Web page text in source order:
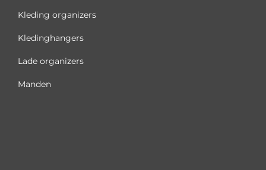
Kleding organizers
Kledinghangers
Lade organizers
Manden